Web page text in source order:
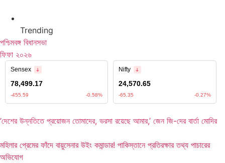
Trending
পশ্চিমবঙ্গ বিধানসভা
ফিফা ২০২৬
‘দেশের উন্নতিতে প্রয়োজন তোমাদের, ভরসা রয়েছে আমার,’ জেন জি-দের বার্তা মোদির
মহিলার প্রেমের ফাঁদে বায়ুসেনার উইং কমান্ডার! পাকিস্তানে প্রতিরক্ষার তথ্য পাচারের
অভিযোগ